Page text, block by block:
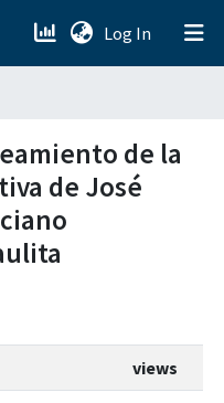
Log In (current)
de la
de José
views